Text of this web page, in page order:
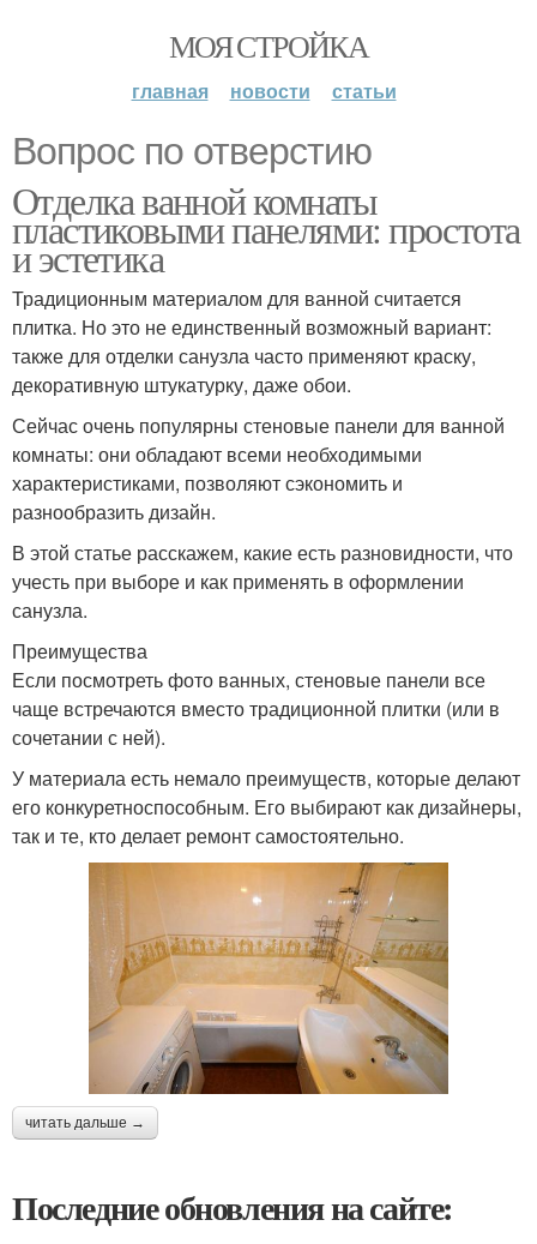
МОЯ СТРОЙКА
главная новости статьи
Вопрос по отверстию
Отделка ванной комнаты
пластиковыми панелями: простота
и эстетика
Традиционным материалом для ванной считается
плитка. Но это не единственный возможный вариант:
также для отделки санузла часто применяют краску,
декоративную штукатурку, даже обои.
Сейчас очень популярны стеновые панели для ванной
комнаты: они обладают всеми необходимыми
характеристиками, позволяют сэкономить и
разнообразить дизайн.
В этой статье расскажем, какие есть разновидности, что
учесть при выборе и как применять в оформлении
санузла.
Преимущества
Если посмотреть фото ванных, стеновые панели все
чаще встречаются вместо традиционной плитки (или в
сочетании с ней).
У материала есть немало преимуществ, которые делают
его конкуретноспособным. Его выбирают как дизайнеры,
так и те, кто делает ремонт самостоятельно.
читать дальше →
Последние обновления на сайте: